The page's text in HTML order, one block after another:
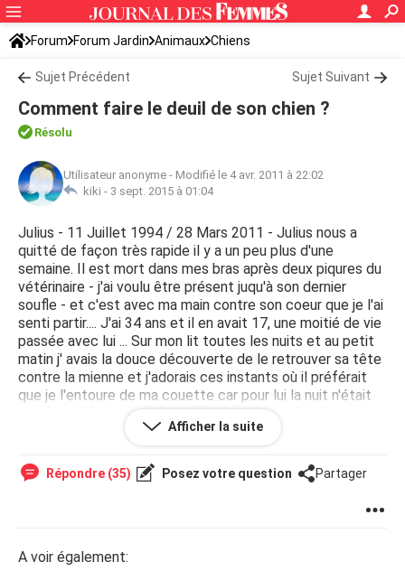
Forum Forum Jardin Animaux Chiens
Sujet Précédent Sujet Suivant
Comment faire le deuil de son chien ?
Résolu
Utilisateur anonyme - Modifié le 4 avr. 2011 à 22:02
kiki - 3 sept. 2015 à 01:04
Julius - 11 Juillet 1994 / 28 Mars 2011 - Julius nous a
quitté de façon très rapide il y a un peu plus d'une
semaine. Il est mort dans mes bras après deux piqures du
vétérinaire - j'ai voulu être présent juqu'à son dernier
soufle - et c'est avec ma main contre son coeur que je l'ai
senti partir.... J'ai 34 ans et il en avait 17, une moitié de vie
passée avec lui ... Sur mon lit toutes les nuits et au petit
matin j' avais la douce découverte de le retrouver sa tête
contre la mienne et j'adorais ces instants où il préférait
que je l'entoure de ma couette car pour lui la nuit n'était
pas finie ! Mais aujourd'hui je le pleure et malgré le
crématorium et la restitution de ces cendres j'ai
simplement à vivre avec son absence... Je sais qu'il faut
faire le deuil mais je prends avec bienveillance tout vos
Afficher la suite
Répondre (35) Posez votre question Partager
A voir également: